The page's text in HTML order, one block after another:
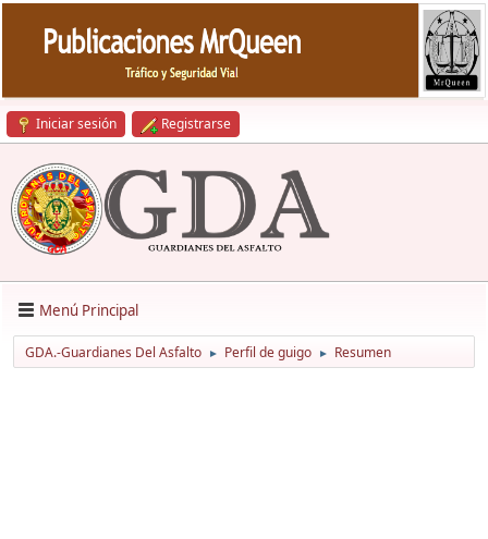
Iniciar sesión Registrarse
Menú Principal
GDA.-Guardianes Del Asfalto ► Perfil de guigo ► Resumen